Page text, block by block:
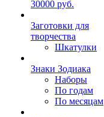
30000 руб.
Заготовки для
творчества
Шкатулки
Знаки Зодиака
Наборы
По годам
По месяцам